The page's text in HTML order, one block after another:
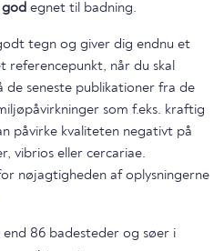
god egnet til badning.
tegn og giver dig endnu et
referencepunkt, når du skal
de seneste publikationer fra de
som f.eks. kraftig
påvirke kvaliteten negativt på
vibrios eller cercariae.
nøjagtigheden af oplysningerne
86 badesteder og søer i